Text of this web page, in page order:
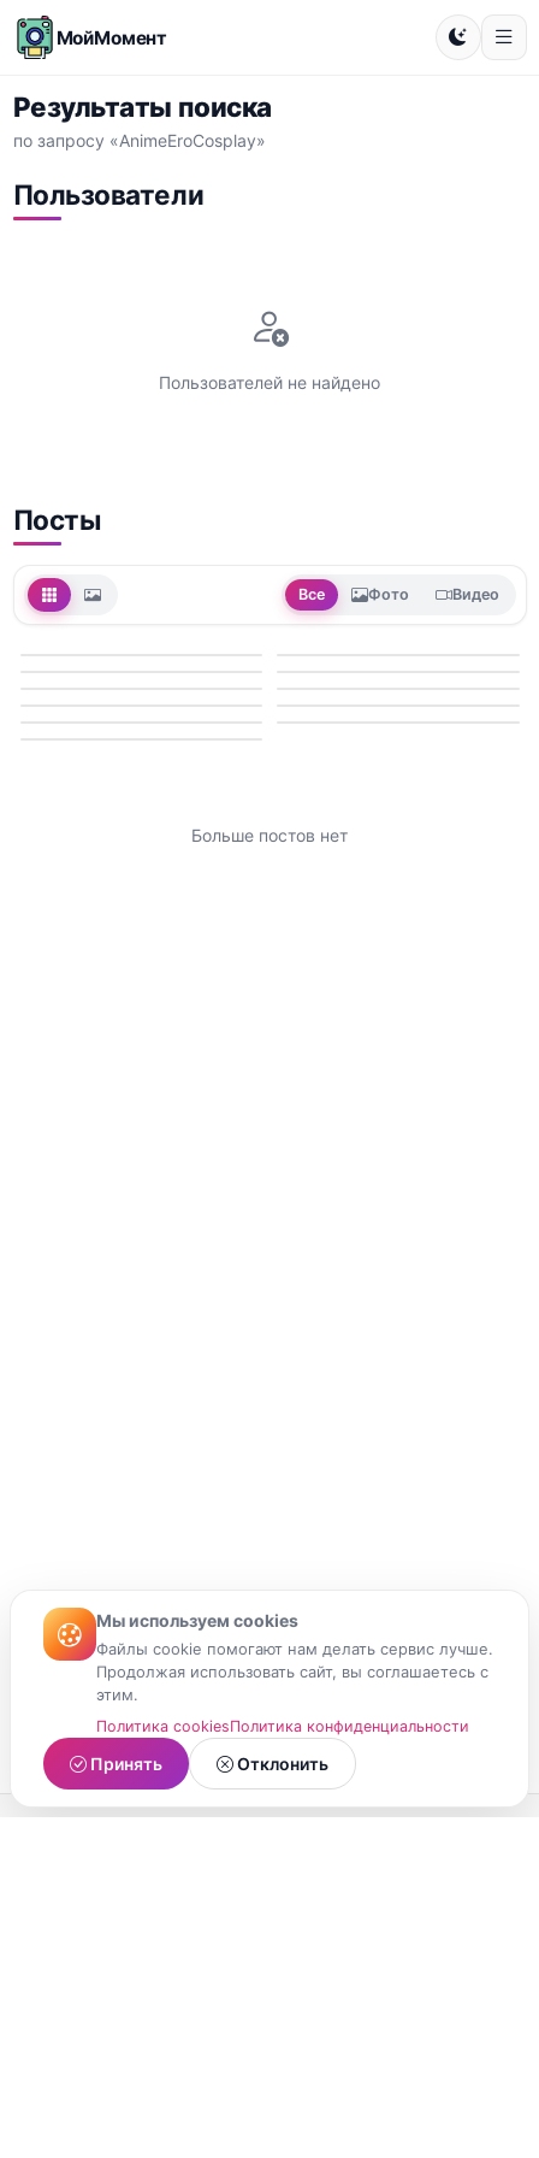
МойМомент
Результаты поиска
по запросу «AnimeEroCosplay»
Пользователи
Пользователей не найдено
Посты
Все Фото Видео
Больше постов нет
Мы используем cookies
Файлы cookie помогают нам делать сервис лучше.
Продолжая использовать сайт, вы соглашаетесь с
этим.
Политика cookiesПолитика конфиденциальности
Принять Отклонить